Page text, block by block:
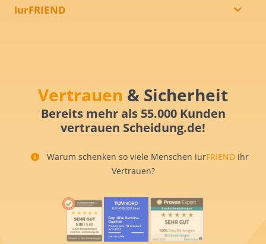
iurFRIEND
Vertrauen & Sicherheit
Bereits mehr als 55.000 Kunden
vertrauen Scheidung.de!
Warum schenken so viele Menschen iurFRIEND ihr
Vertrauen?